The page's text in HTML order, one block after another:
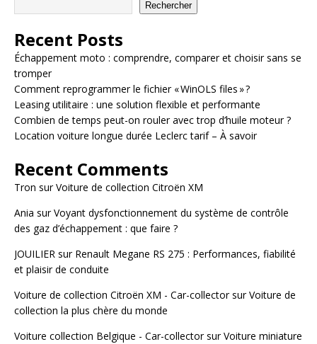
Rechercher
Recent Posts
Échappement moto : comprendre, comparer et choisir sans se
tromper
Comment reprogrammer le fichier « WinOLS files » ?
Leasing utilitaire : une solution flexible et performante
Combien de temps peut-on rouler avec trop d’huile moteur ?
Location voiture longue durée Leclerc tarif – À savoir
Recent Comments
Tron surVoiture de collection Citroën XM
Ania surVoyant dysfonctionnement du système de contrôle
des gaz d’échappement : que faire ?
JOUILIER sur Renault Megane RS 275 : Performances, fiabilité
et plaisir de conduite
Voiture de collection Citroën XM - Car-collectorsurVoiture de
collection la plus chère du monde
Voiture collection Belgique - Car-collectorsurVoiture miniature